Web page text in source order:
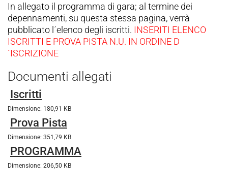
In allegato il programma di gara; al termine dei
depennamenti, su questa stessa pagina, verrà
pubblicato l´elenco degli iscritti. INSERITI ELENCO
ISCRITTI E PROVA PISTA N.U. IN ORDINE D
´ISCRIZIONE
Documenti allegati
Iscritti
Dimensione: 180,91 KB
Prova Pista
Dimensione: 351,79 KB
PROGRAMMA
Dimensione: 206,50 KB